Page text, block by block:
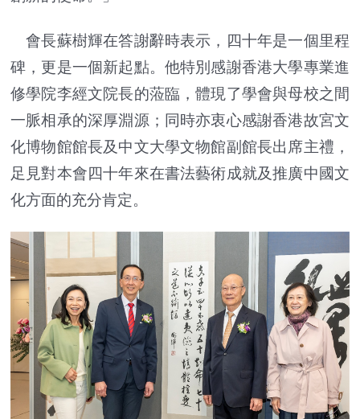
會長蘇樹輝在答謝辭時表示，四十年是一個里程
碑，更是一個新起點。他特別感謝香港大學專業進
修學院李經文院長的蒞臨，體現了學會與母校之間
一脈相承的深厚淵源；同時亦衷心感謝香港故宮文
化博物館館長及中文大學文物館副館長出席主禮，
足見對本會四十年來在書法藝術成就及推廣中國文
化方面的充分肯定。